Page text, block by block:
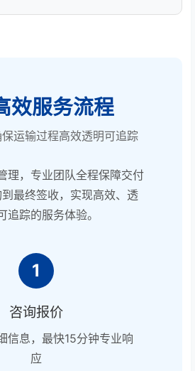
效服务流程
运输过程高效透明可追踪
理，专业团队全程保障交付
最终签收，实现高效、透
追踪的服务体验。
1
咨询报价
信息，最快15分钟专业响
应